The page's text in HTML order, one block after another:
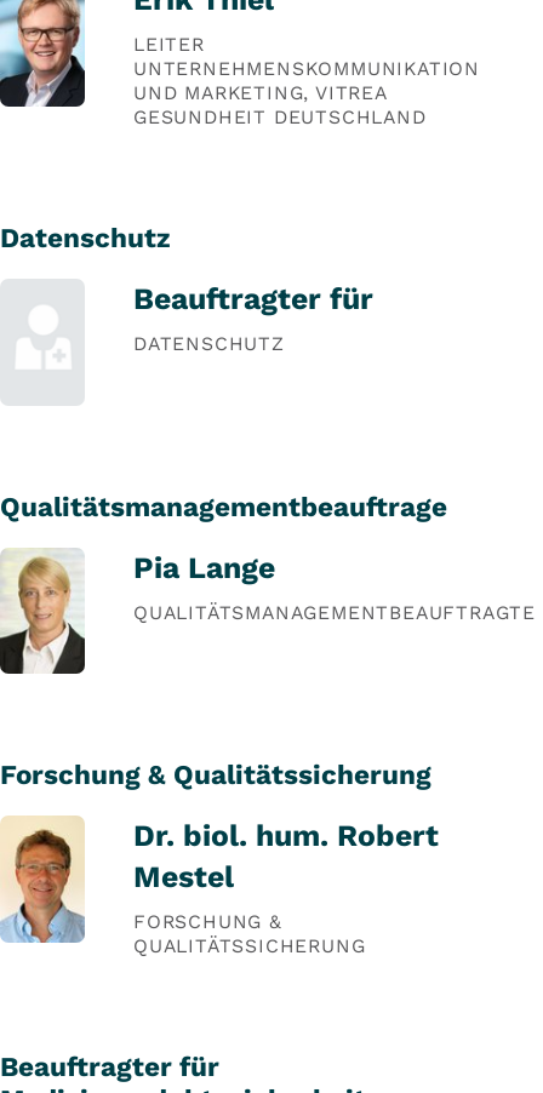
LEITER
UNTERNEHMENSKOMMUNIKATION
UND MARKETING, VITREA
GESUNDHEIT DEUTSCHLAND
Datenschutz
Beauftragter für
DATENSCHUTZ
Qualitätsmanagementbeauftrage
Pia Lange
QUALITÄTSMANAGEMENTBEAUFTRAGTE
Forschung & Qualitätssicherung
Dr. biol. hum. Robert
Mestel
FORSCHUNG &
QUALITÄTSSICHERUNG
Beauftragter für